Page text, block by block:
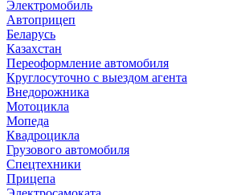
Электромобиль
Автоприцеп
Беларусь
Казахстан
Переоформление автомобиля
Круглосуточно с выездом агента
Внедорожника
Мотоцикла
Мопеда
Квадроцикла
Грузового автомобиля
Спецтехники
Прицепа